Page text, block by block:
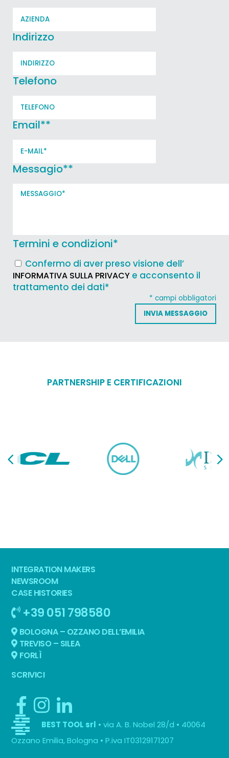
Indirizzo
Telefono
Email**
Messagio**
Termini e condizioni*
Confermo di aver preso visione dell’
INFORMATIVA SULLA PRIVACY e acconsento il
trattamento dei dati*
* campi obbligatori
PARTNERSHIP E CERTIFICAZIONI
INTEGRATION MAKERS
NEWSROOM
CASE HISTORIES
+39 051 798580
BOLOGNA – OZZANO DELL’EMILIA
TREVISO – SILEA
FORLÌ
SCRIVICI
BEST TOOL srl • via A. B. Nobel 28/d • 40064
Ozzano Emilia, Bologna • P.iva IT03129171207